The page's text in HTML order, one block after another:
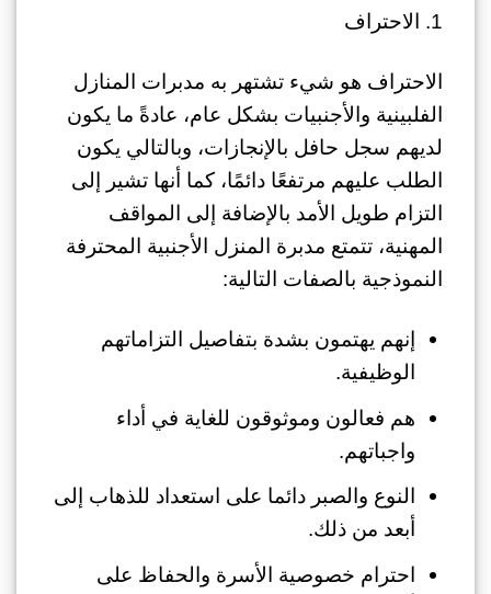
1. الاحتراف
الاحتراف هو شيء تشتهر به مدبرات المنازل
الفلبينية والأجنبيات بشكل عام، عادةً ما يكون
لديهم سجل حافل بالإنجازات، وبالتالي يكون
الطلب عليهم مرتفعًا دائمًا، كما أنها تشير إلى
التزام طويل الأمد بالإضافة إلى المواقف
المهنية، تتمتع مدبرة المنزل الأجنبية المحترفة
النموذجية بالصفات التالية:
إنهم يهتمون بشدة بتفاصيل التزاماتهم
الوظيفية.
هم فعالون وموثوقون للغاية في أداء
واجباتهم.
النوع والصبر دائما على استعداد للذهاب إلى
أبعد من ذلك.
احترام خصوصية الأسرة والحفاظ على